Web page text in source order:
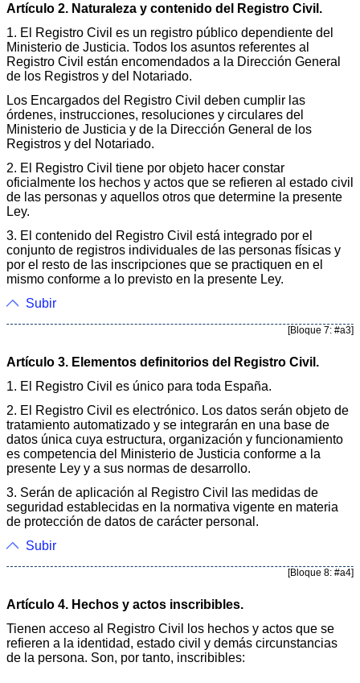
Artículo 2. Naturaleza y contenido del Registro Civil.
1. El Registro Civil es un registro público dependiente del
Ministerio de Justicia. Todos los asuntos referentes al
Registro Civil están encomendados a la Dirección General
de los Registros y del Notariado.
Los Encargados del Registro Civil deben cumplir las
órdenes, instrucciones, resoluciones y circulares del
Ministerio de Justicia y de la Dirección General de los
Registros y del Notariado.
2. El Registro Civil tiene por objeto hacer constar
oficialmente los hechos y actos que se refieren al estado civil
de las personas y aquellos otros que determine la presente
Ley.
3. El contenido del Registro Civil está integrado por el
conjunto de registros individuales de las personas físicas y
por el resto de las inscripciones que se practiquen en el
mismo conforme a lo previsto en la presente Ley.
Subir
[Bloque 7: #a3]
Artículo 3. Elementos definitorios del Registro Civil.
1. El Registro Civil es único para toda España.
2. El Registro Civil es electrónico. Los datos serán objeto de
tratamiento automatizado y se integrarán en una base de
datos única cuya estructura, organización y funcionamiento
es competencia del Ministerio de Justicia conforme a la
presente Ley y a sus normas de desarrollo.
3. Serán de aplicación al Registro Civil las medidas de
seguridad establecidas en la normativa vigente en materia
de protección de datos de carácter personal.
Subir
[Bloque 8: #a4]
Artículo 4. Hechos y actos inscribibles.
Tienen acceso al Registro Civil los hechos y actos que se
refieren a la identidad, estado civil y demás circunstancias
de la persona. Son, por tanto, inscribibles: